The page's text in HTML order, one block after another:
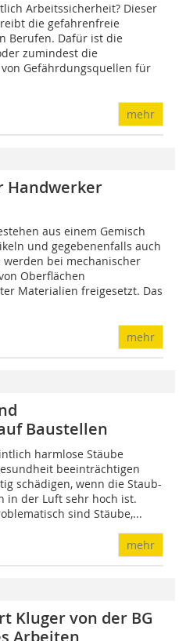
Arbeitssicherheit? Dieser
die gefahrenfreie
Berufen. Dafür ist die
zumindest die
Gefährdungsquellen für
mehr
Handwerker
aus einem Gemisch
und gegebenenfalls auch
werden bei mechanischer
Oberflächen
Materialien freigesetzt. Das
mehr
Baustellen
harmlose Stäube
beeinträchtigen
schädigen, wenn die Staub-
in der Luft sehr hoch ist.
sind Stäube,...
mehr
Kluger von der BG